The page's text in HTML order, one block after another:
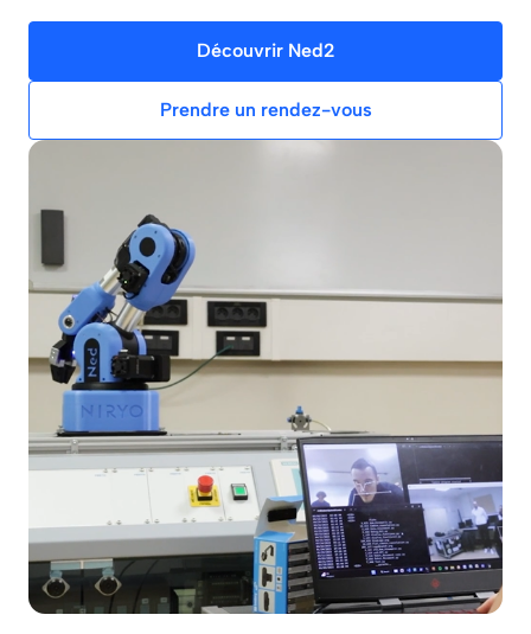
Découvrir Ned2
Prendre un rendez-vous